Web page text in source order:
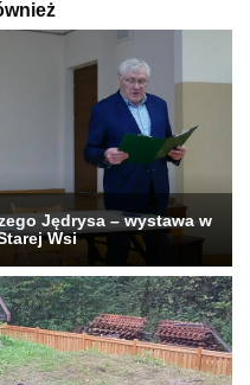
Jędrysa – wystawa w
Wsi